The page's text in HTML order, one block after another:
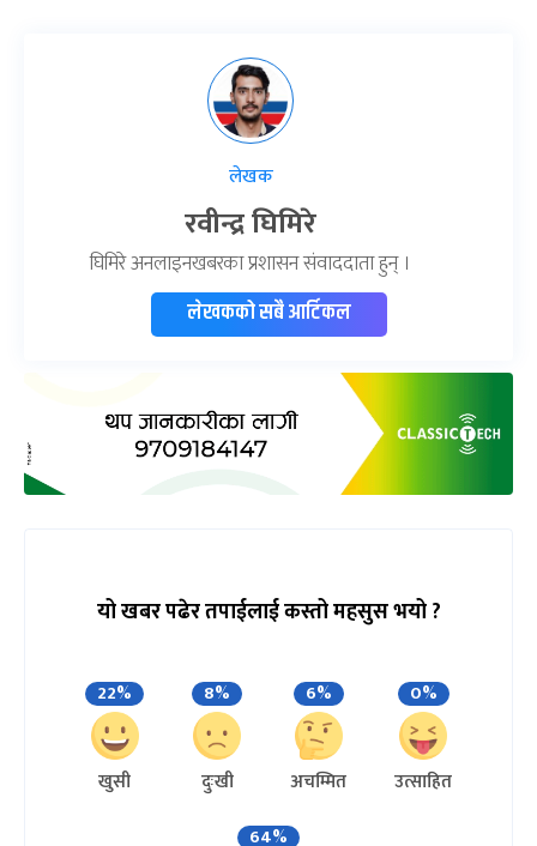
लेखक
रवीन्द्र घिमिरे
घिमिरे अनलाइनखबरका प्रशासन संवाददाता हुन् ।
लेखकको सबै आर्टिकल
यो खबर पढेर तपाईलाई कस्तो महसुस भयो ?
22%
खुसी
8%
दुःखी
6%
अचम्मित
0%
उत्साहित
64%